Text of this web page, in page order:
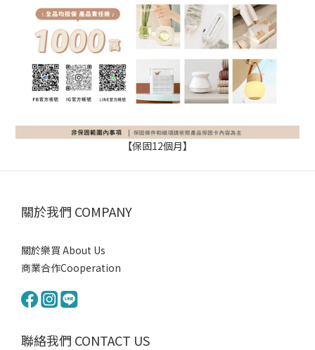
【保固12個月】
關於我們 COMPANY
關於樂買 About Us
商業合作Cooperation
聯絡我們 CONTACT US